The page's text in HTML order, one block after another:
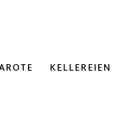
KELLEREIEN